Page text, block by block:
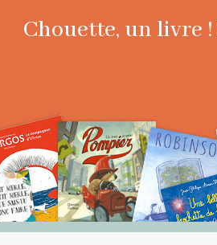
Chouette, un livre